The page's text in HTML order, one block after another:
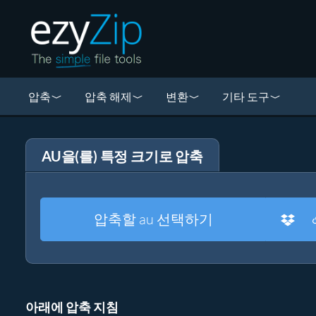
압축 압축 해제 변환 기타 도구
AU을(를) 특정 크기로 압축
압축할 au 선택하기
아래에 압축 지침